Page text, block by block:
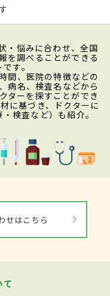
・悩みに合わせ、全国
を調べることができる
す。
間、医院の特徴などの
病名、検査名などから
ターを探すことができ
に基づき、ドクターに
検査など）も紹介。
せはこちら
て